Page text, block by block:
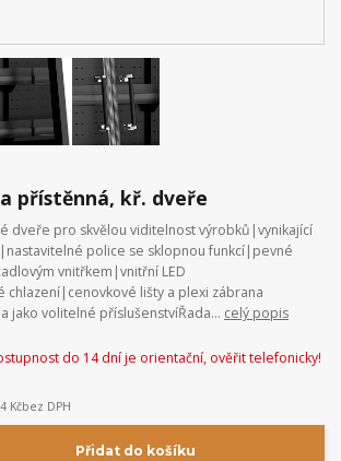
přístěnná, kř. dveře
dveře pro skvělou viditelnost výrobků|vynikající
police se sklopnou funkcí|pevné
vnitřkem|vnitřní LED
chlazení|cenovkové lišty a plexi zábrana
jako volitelné příslušenstvíŘada... celý popis
do 14 dní je orientační, ověřit telefonicky!
Kčbez DPH
Přidat do košíku